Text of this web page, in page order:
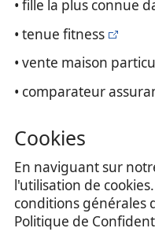
• fille la plus connue
• tenue fitness
• vente maison
• comparateur
Cookies
En naviguant sur
l'utilisation de
conditions générales
Politique de